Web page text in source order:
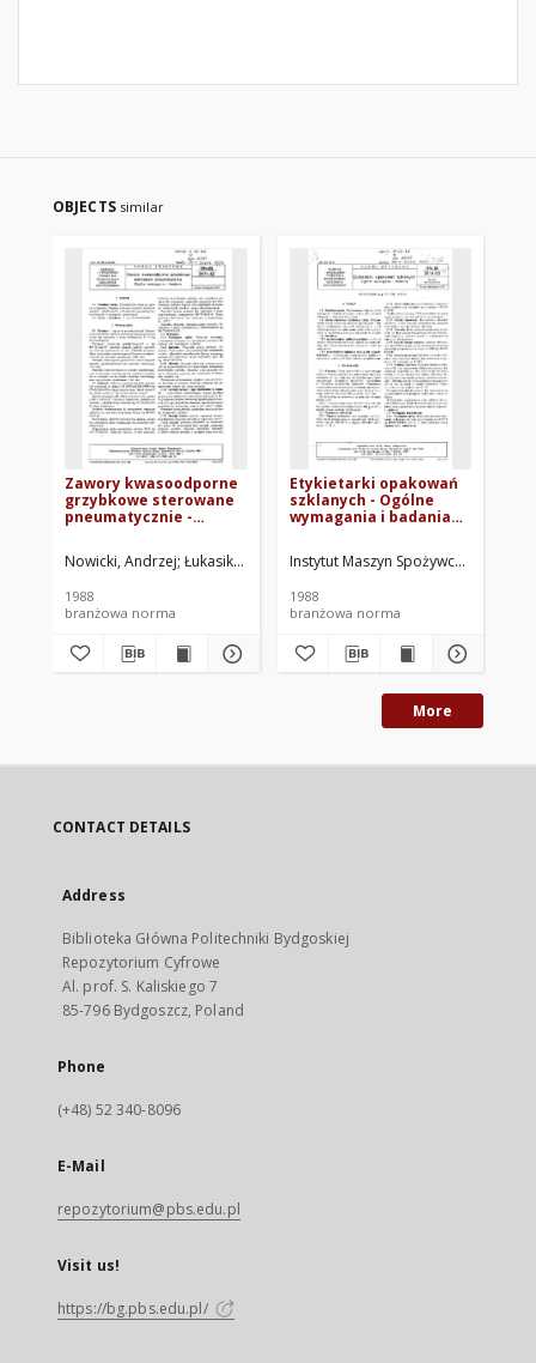
OBJECTS similar
Zawory kwasoodporne
grzybkowe sterowane
pneumatycznie -
badania BN-88/2611-02
Nowicki, Andrzej Łukasik, Mariusz Instytut Maszyn Spożywczych.
1988
branżowa norma
Etykietarki opakowań
szklanych - Ogólne
wymagania i badania
Instytut Maszyn Spożywczych.
1988
branżowa norma
More
CONTACT DETAILS
Address
Biblioteka Główna Politechniki Bydgoskiej
Repozytorium Cyfrowe
Al. prof. S. Kaliskiego 7
85-796 Bydgoszcz, Poland
Phone
(+48) 52 340-8096
E-Mail
repozytorium@pbs.edu.pl
Visit us!
https://bg.pbs.edu.pl/